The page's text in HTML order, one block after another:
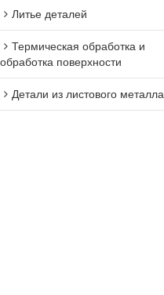
Литье деталей
Термическая обработка и
обработка поверхности
Детали из листового металла